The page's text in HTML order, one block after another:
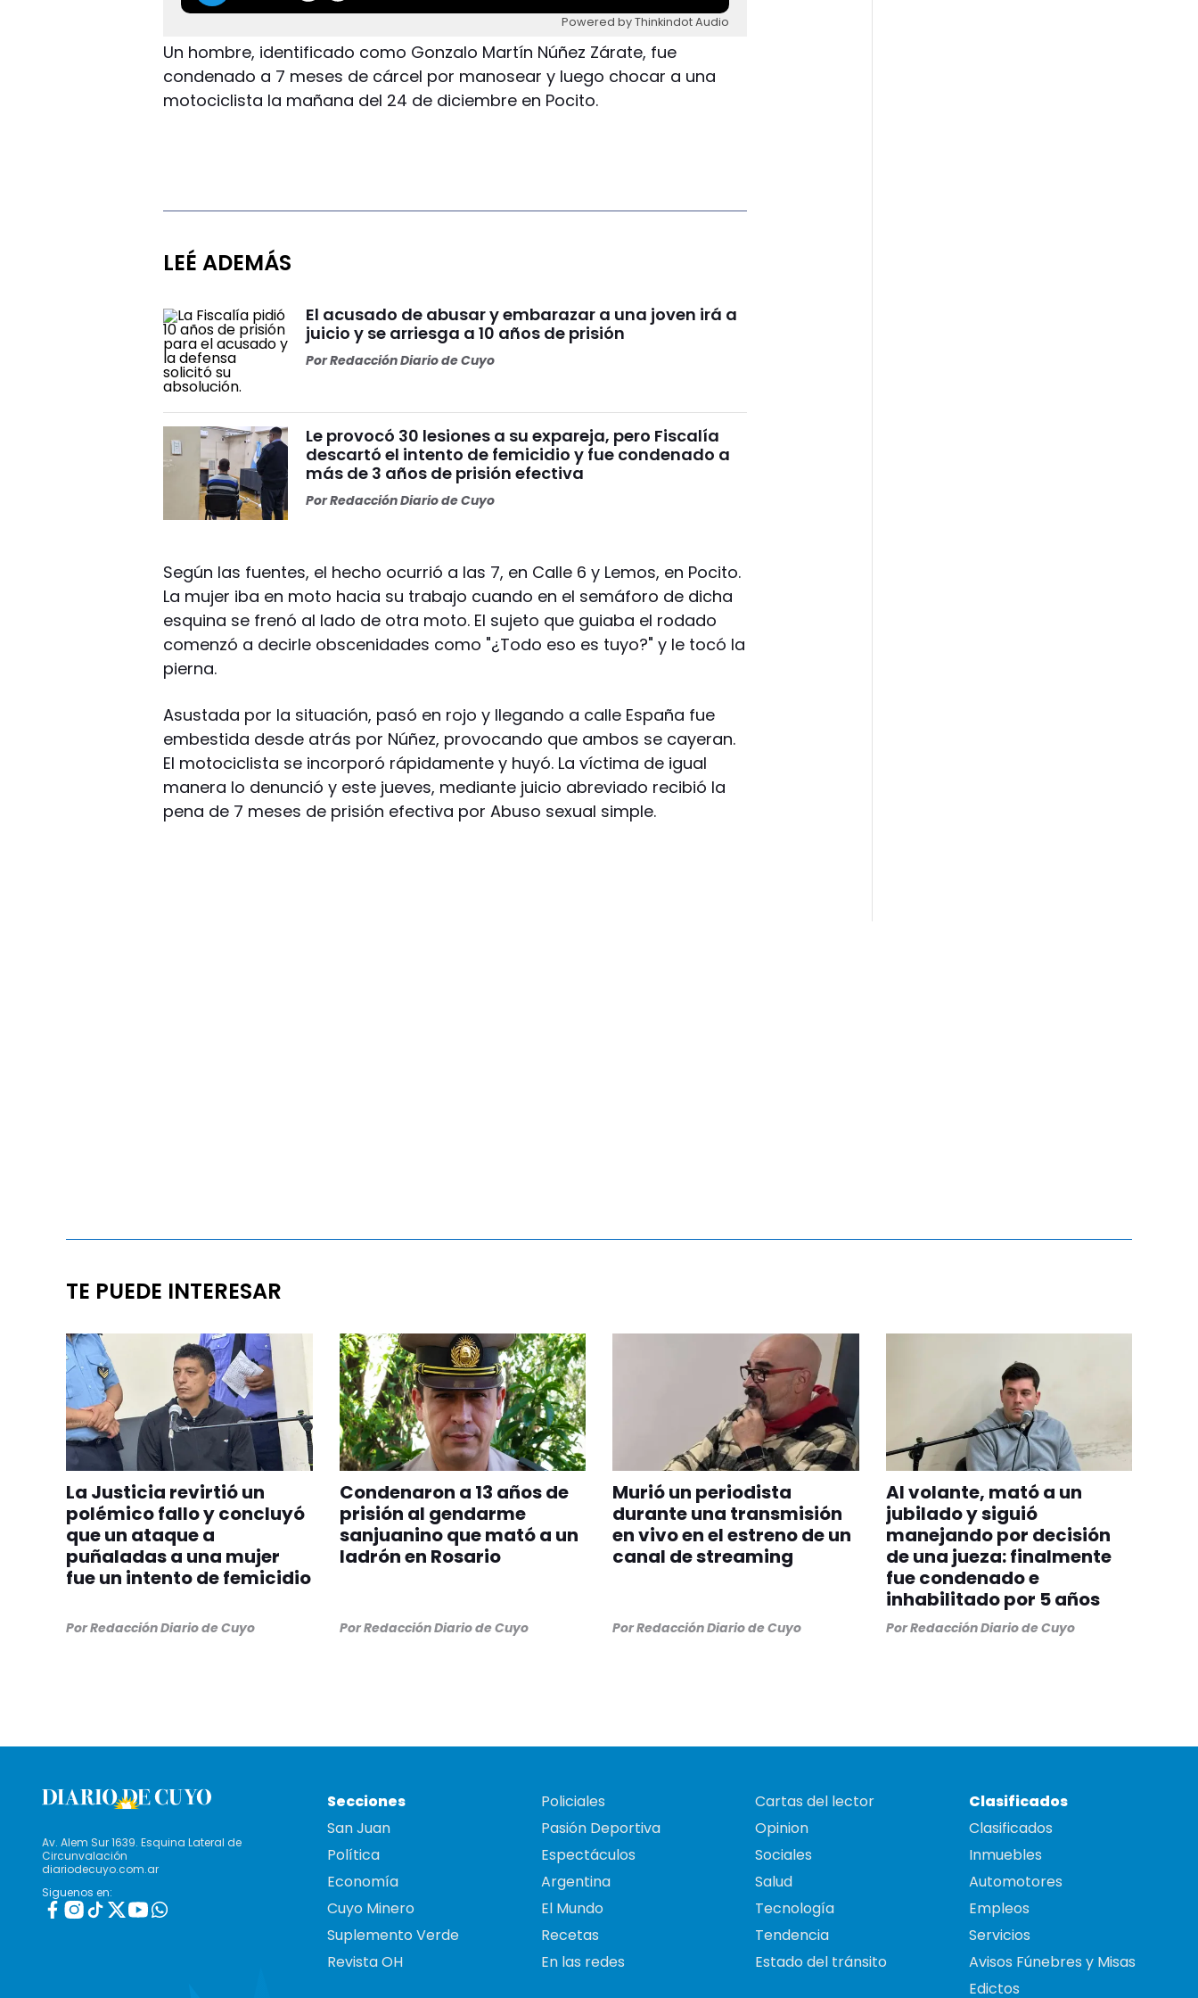
Powered by Thinkindot Audio
Un hombre, identificado como Gonzalo Martín Núñez Zárate, fue
condenado a 7 meses de cárcel por manosear y luego chocar a una
motociclista la mañana del 24 de diciembre en Pocito.
LEÉ ADEMÁS
El acusado de abusar y embarazar a una joven irá a
juicio y se arriesga a 10 años de prisión
PorRedacción Diario de Cuyo
Le provocó 30 lesiones a su expareja, pero Fiscalía
descartó el intento de femicidio y fue condenado a
más de 3 años de prisión efectiva
PorRedacción Diario de Cuyo
Según las fuentes, el hecho ocurrió a las 7, en Calle 6 y Lemos, en Pocito.
La mujer iba en moto hacia su trabajo cuando en el semáforo de dicha
esquina se frenó al lado de otra moto. El sujeto que guiaba el rodado
comenzó a decirle obscenidades como "¿Todo eso es tuyo?" y le tocó la
pierna.
Asustada por la situación, pasó en rojo y llegando a calle España fue
embestida desde atrás por Núñez, provocando que ambos se cayeran.
El motociclista se incorporó rápidamente y huyó. La víctima de igual
manera lo denunció y este jueves, mediante juicio abreviado recibió la
pena de 7 meses de prisión efectiva por Abuso sexual simple.
TE PUEDE INTERESAR
La Justicia revirtió un
polémico fallo y concluyó
que un ataque a
puñaladas a una mujer
fue un intento de femicidio
PorRedacción Diario de Cuyo
Condenaron a 13 años de
prisión al gendarme
sanjuanino que mató a un
ladrón en Rosario
PorRedacción Diario de Cuyo
Murió un periodista
durante una transmisión
en vivo en el estreno de un
canal de streaming
PorRedacción Diario de Cuyo
Al volante, mató a un
jubilado y siguió
manejando por decisión
de una jueza: finalmente
fue condenado e
inhabilitado por 5 años
PorRedacción Diario de Cuyo
Av. Alem Sur 1639. Esquina Lateral de
Circunvalación
diariodecuyo.com.ar
Siguenos en:
Secciones
San Juan
Política
Economía
Cuyo Minero
Suplemento Verde
Revista OH
Policiales
Pasión Deportiva
Espectáculos
Argentina
El Mundo
Recetas
En las redes
Cartas del lector
Opinion
Sociales
Salud
Tecnología
Tendencia
Estado del tránsito
Clasificados
Clasificados
Inmuebles
Automotores
Empleos
Servicios
Avisos Fúnebres y Misas
Edictos